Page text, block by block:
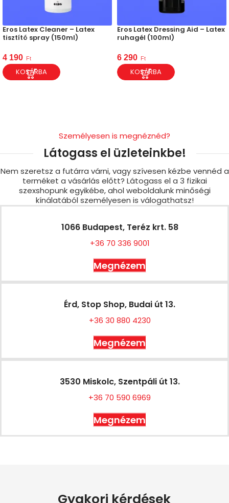
Eros Latex Cleaner – Latex
tisztító spray (150ml)
4 190 Ft
KOSÁRBA
Eros Latex Dressing Aid – Latex
ruhagél (100ml)
6 290 Ft
KOSÁRBA
Személyesen is megnéznéd?
Látogass el üzleteinkbe!
Nem szeretsz a futárra várni, vagy szívesen kézbe vennéd a
terméket a vásárlás előtt? Látogass el a 3 fizikai
szexshopunk egyikébe, ahol weboldalunk minőségi
kínálatából személyesen is válogathatsz!
1066 Budapest, Teréz krt. 58
+36 70 336 9001
Megnézem
Érd, Stop Shop, Budai út 13.
+36 30 880 4230
Megnézem
3530 Miskolc, Szentpáli út 13.
+36 70 590 6969
Megnézem
Gyakori kérdések